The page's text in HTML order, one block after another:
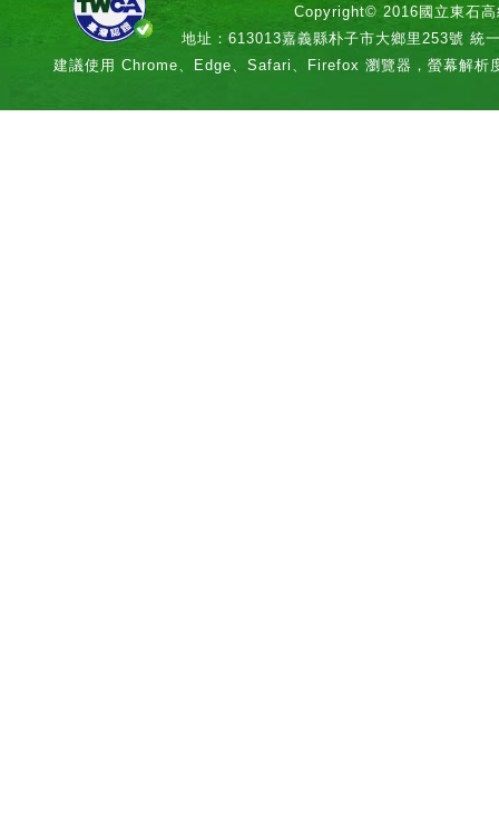
Copyright© 2016國立東石高
地址：613013嘉義縣朴子市大鄉里253號 統
建議使用 Chrome、Edge、Safari、Firefox 瀏覽器，螢幕解